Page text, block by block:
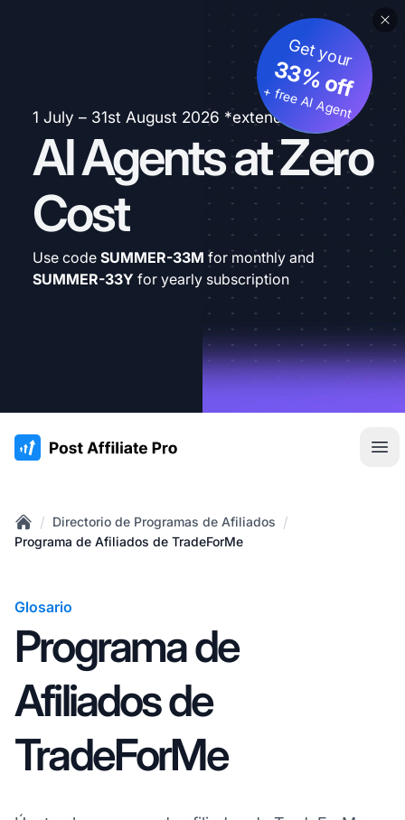
1 July – 31st August 2026 *extended
AI Agents at Zero
Cost
Get your
33% off
+ free AI Agent
Use code SUMMER-33M for monthly and
SUMMER-33Y for yearly subscription
:site.title
Home
/ Directorio de Programas de Afiliados /
Programa de Afiliados de TradeForMe
Glosario
Programa de
Afiliados de
TradeForMe